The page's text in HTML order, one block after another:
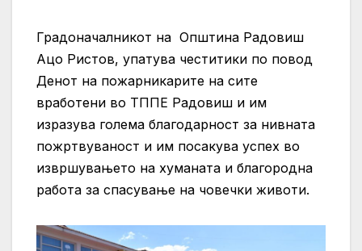
Градоначалникот на Општина Радовиш
Ацо Ристов, упатува честитики по повод
Денот на пожарникарите на сите
вработени во ТППЕ Радовиш и им
изразува голема благодарност за нивната
пожртвуваност и им посакува успех во
извршувањето на хуманата и благородна
работа за спасување на човечки животи.